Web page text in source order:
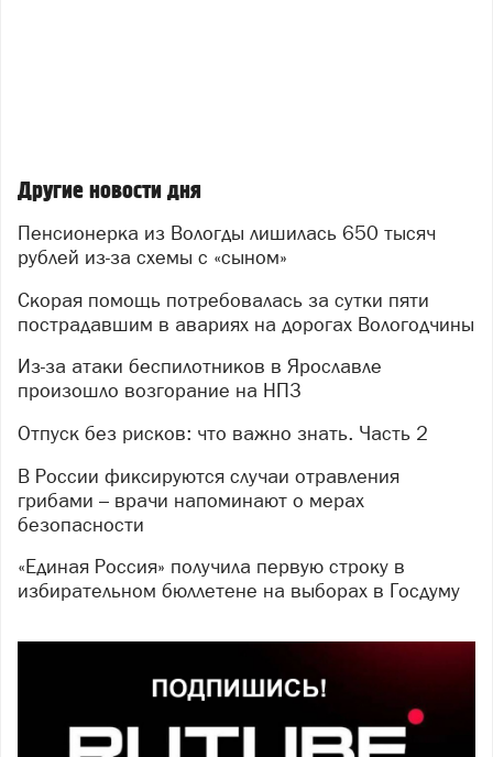
Другие новости дня
Пенсионерка из Вологды лишилась 650 тысяч
рублей из-за схемы с «сыном»
Скорая помощь потребовалась за сутки пяти
пострадавшим в авариях на дорогах Вологодчины
Из-за атаки беспилотников в Ярославле
произошло возгорание на НПЗ
Отпуск без рисков: что важно знать. Часть 2
В России фиксируются случаи отравления
грибами – врачи напоминают о мерах
безопасности
«Единая Россия» получила первую строку в
избирательном бюллетене на выборах в Госдуму